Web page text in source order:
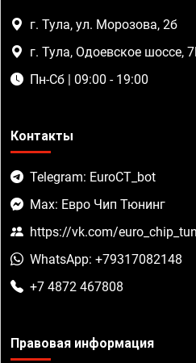
г. Тула, ул. Морозова, 2б
г. Тула, Одоевское шоссе,
Пн-Сб | 09:00 - 19:00
Контакты
Telegram: EuroCT_bot
Max: Евро Чип Тюнинг
https://vk.com/
WhatsApp: +79317082148
+7 4872 467808
Правовая информация